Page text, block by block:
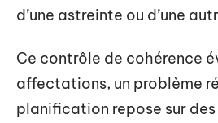
d’une astreinte ou d’une
Ce contrôle de cohérence
affectations, un problème
planification repose sur